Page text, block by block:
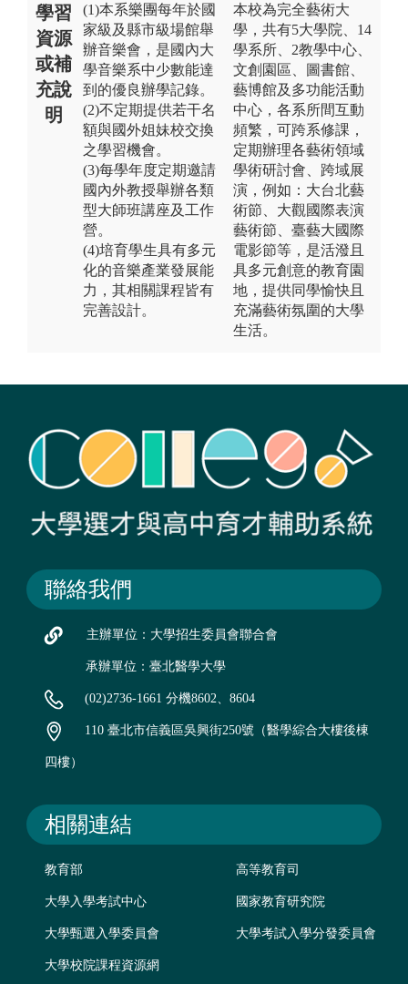
學習
資源
或補
充說
明
(1)本系樂團每年於國
家級及縣市級場館舉
辦音樂會，是國內大
學音樂系中少數能達
到的優良辦學記錄。
(2)不定期提供若干名
額與國外姐妹校交換
之學習機會。
(3)每學年度定期邀請
國內外教授舉辦各類
型大師班講座及工作
營。
(4)培育學生具有多元
化的音樂產業發展能
力，其相關課程皆有
完善設計。
本校為完全藝術大
學，共有5大學院、14
學系所、2教學中心、
文創園區、圖書館、
藝博館及多功能活動
中心，各系所間互動
頻繁，可跨系修課，
定期辦理各藝術領域
學術研討會、跨域展
演，例如：大台北藝
術節、大觀國際表演
藝術節、臺藝大國際
電影節等，是活潑且
具多元創意的教育園
地，提供同學愉快且
充滿藝術氛圍的大學
生活。
聯絡我們
主辦單位：大學招生委員會聯合會
承辦單位：臺北醫學大學
(02)2736-1661 分機8602、8604
110 臺北市信義區吳興街250號（醫學綜合大樓後棟
四樓）
相關連結
教育部 高等教育司
大學入學考試中心 國家教育研究院
大學甄選入學委員會 大學考試入學分發委員會
大學校院課程資源網